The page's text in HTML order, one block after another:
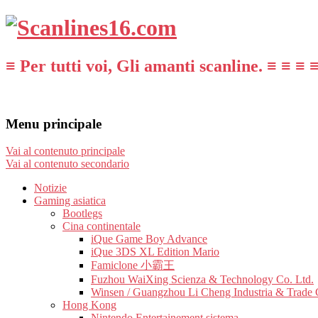
≡ Per tutti voi, Gli amanti scanline. ≡ ≡ ≡ ≡
Menu principale
Vai al contenuto principale
Vai al contenuto secondario
Notizie
Gaming asiatica
Bootlegs
Cina continentale
iQue Game Boy Advance
iQue 3DS XL Edition Mario
Famiclone 小霸王
Fuzhou WaiXing Scienza & Technology Co. Ltd.
Winsen / Guangzhou Li Cheng Industria & Trade
Hong Kong